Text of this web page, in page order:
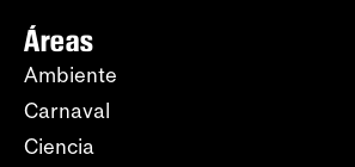
Áreas
Ambiente
Carnaval
Ciencia